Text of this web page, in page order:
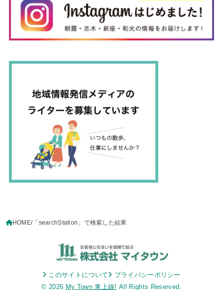
HOME 「searchStation」で検索した結果
このサイトについて
プライバシーポリシー
© 2026 My Town 東上線! All Rights Reserved.